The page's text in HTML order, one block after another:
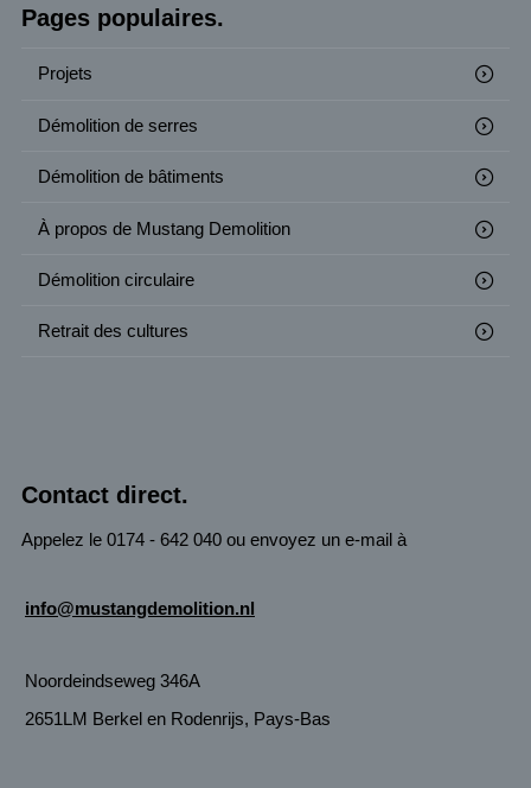
Pages populaires.
Projets
Démolition de serres
Démolition de bâtiments
À propos de Mustang Demolition
Démolition circulaire
Retrait des cultures
Contact direct.
Appelez le 0174 - 642 040 ou envoyez un e-mail à
info@mustangdemolition.nl
Noordeindseweg 346A
2651LM Berkel en Rodenrijs, Pays-Bas